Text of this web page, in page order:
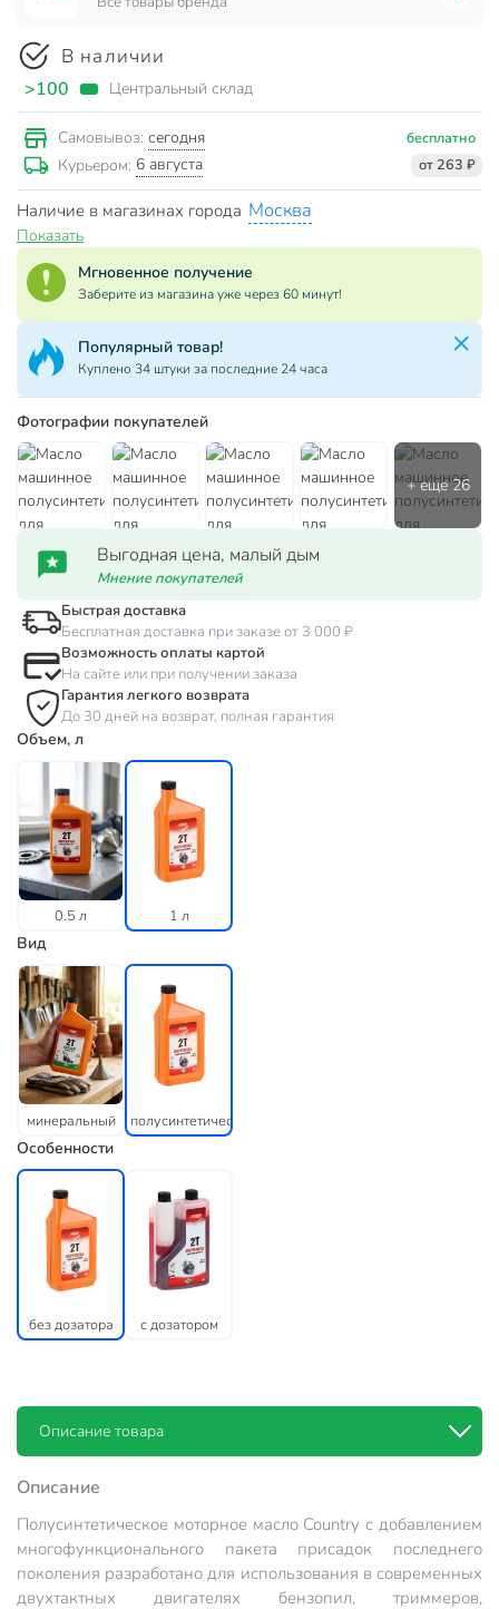
В наличии
>100 Центральный склад
Самовывоз: сегодня бесплатно
Курьером: 6 августа от 263 ₽
Наличие в магазинах города Москва
Показать
Мгновенное получение
Заберите из магазина уже через 60 минут!
Популярный товар!
Куплено 34 штуки за последние 24 часа
Фотографии покупателей
Выгодная цена, малый дым
Мнение покупателей
Быстрая доставка
Бесплатная доставка при заказе от 3 000 ₽
Возможность оплаты картой
На сайте или при получении заказа
Гарантия легкого возврата
До 30 дней на возврат, полная гарантия
Объем, л
0.5 л 1 л
Вид
минеральный полусинтетический
Особенности
без дозатора с дозатором
Описание товара
Описание
Полусинтетическое моторное масло Country с добавлением
многофункционального пакета присадок последнего
поколения разработано для использования в современных
двухтактных двигателях бензопил, триммеров,